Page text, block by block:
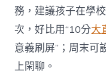
務，建議孩子在學
次，好比用“10分大
意義刷屏”；周末可
上閑聊。